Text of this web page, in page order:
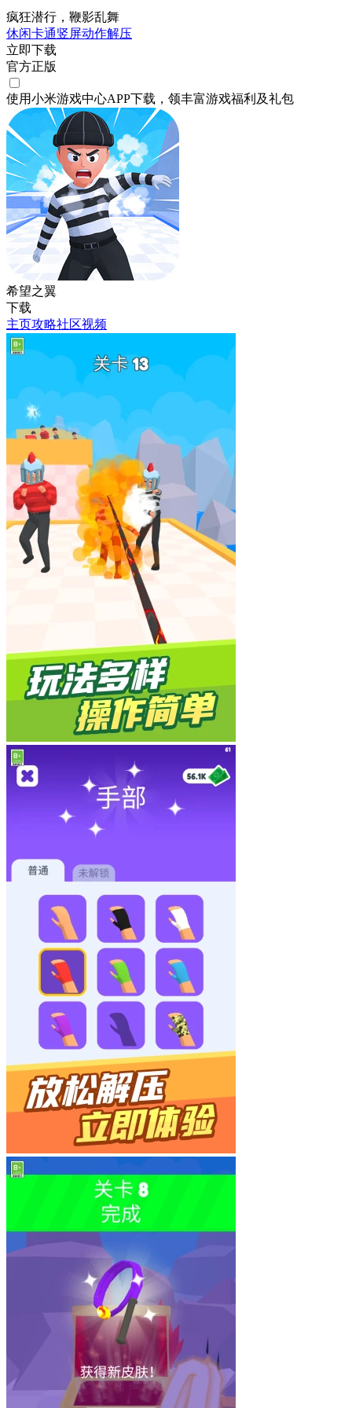
疯狂潜行，鞭影乱舞
休闲卡通竖屏动作解压
立即下载
官方正版
使用小米游戏中心APP下载 ，领丰富游戏福利 及礼包
希望之翼
下载
主页攻略社区视频